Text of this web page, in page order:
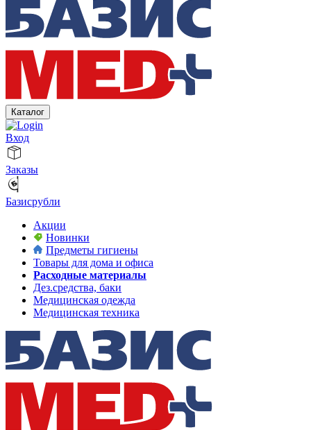
Каталог
Вход
Заказы
Базисрубли
Акции
Новинки
Предметы гигиены
Товары для дома и офиса
Расходные материалы
Дез.средства, баки
Медицинская одежда
Медицинская техника